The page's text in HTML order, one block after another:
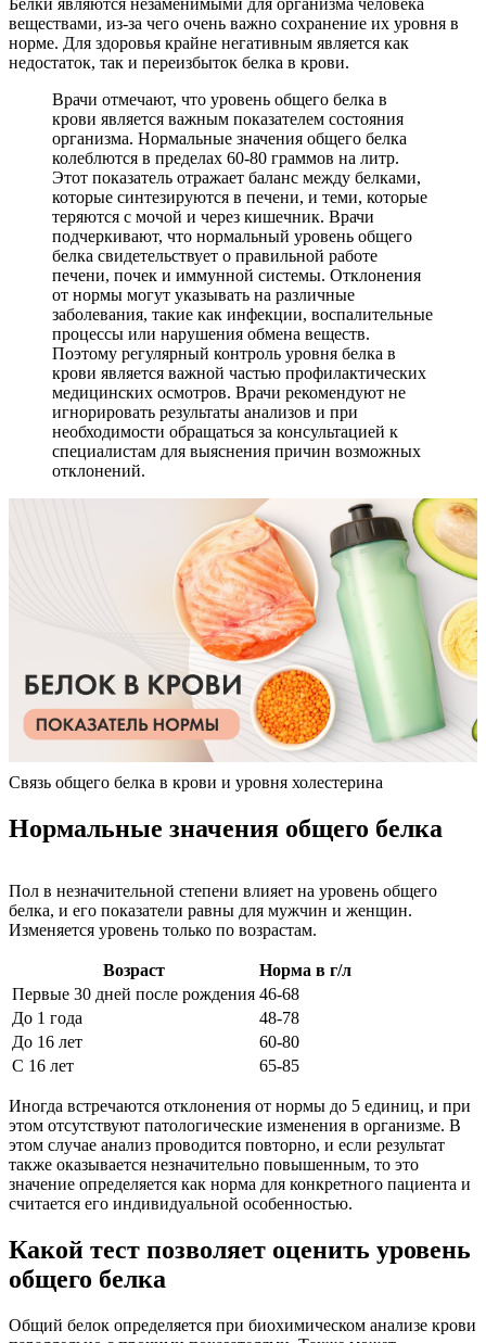
веществами, из-за чего очень важно сохранение их уровня в
норме. Для здоровья крайне негативным является как
недостаток, так и переизбыток белка в крови.
Врачи отмечают, что уровень общего белка в
крови является важным показателем состояния
организма. Нормальные значения общего белка
колеблются в пределах 60-80 граммов на литр.
Этот показатель отражает баланс между белками,
которые синтезируются в печени, и теми, которые
теряются с мочой и через кишечник. Врачи
подчеркивают, что нормальный уровень общего
белка свидетельствует о правильной работе
печени, почек и иммунной системы. Отклонения
от нормы могут указывать на различные
заболевания, такие как инфекции, воспалительные
процессы или нарушения обмена веществ.
Поэтому регулярный контроль уровня белка в
крови является важной частью профилактических
медицинских осмотров. Врачи рекомендуют не
игнорировать результаты анализов и при
необходимости обращаться за консультацией к
специалистам для выяснения причин возможных
отклонений.
Связь общего белка в крови и уровня холестерина
Нормальные значения общего белка
Пол в незначительной степени влияет на уровень общего
белка, и его показатели равны для мужчин и женщин.
Изменяется уровень только по возрастам.
Возраст
Норма в г/л
Первые 30 дней после рождения 46-68
До 1 года
48-78
До 16 лет
60-80
С 16 лет
65-85
Иногда встречаются отклонения от нормы до 5 единиц, и при
этом отсутствуют патологические изменения в организме. В
этом случае анализ проводится повторно, и если результат
также оказывается незначительно повышенным, то это
значение определяется как норма для конкретного пациента и
считается его индивидуальной особенностью.
Какой тест позволяет оценить уровень
общего белка
Общий белок определяется при биохимическом анализе крови